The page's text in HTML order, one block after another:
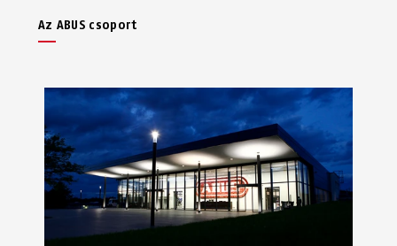
Az ABUS csoport